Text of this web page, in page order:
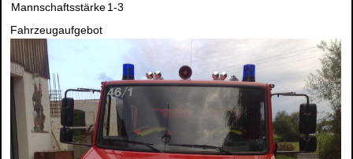
Mannschaftsstärke1-3
Fahrzeugaufgebot